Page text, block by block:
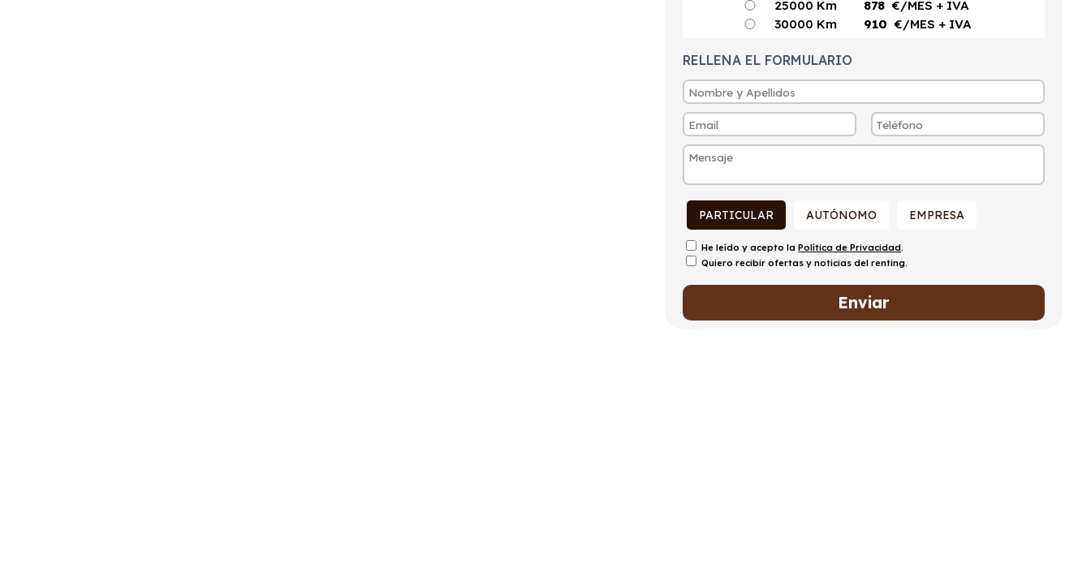
25000 Km
878 €/MES + IVA
30000 Km
910 €/MES + IVA
RELLENA EL FORMULARIO
PARTICULAR AUTÓNOMO EMPRESA
He leído y acepto laPolítica de Privacidad.
Quiero recibir ofertas y noticias del renting.